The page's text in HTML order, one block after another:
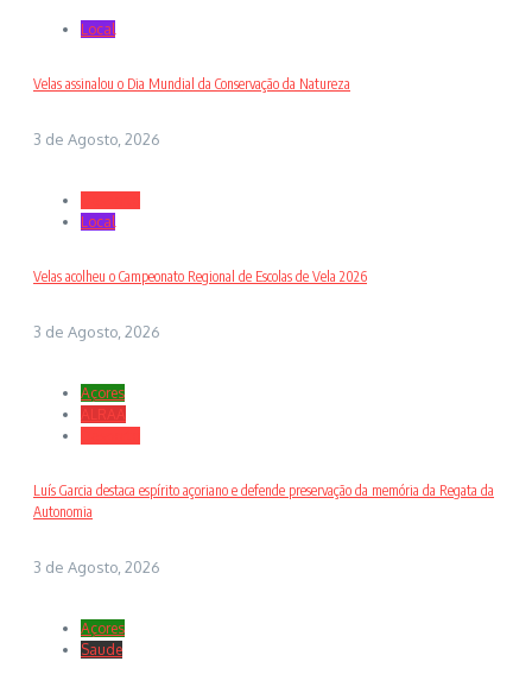
Local
Velas assinalou o Dia Mundial da Conservação da Natureza
3 de Agosto, 2026
Local
Velas acolheu o Campeonato Regional de Escolas de Vela 2026
3 de Agosto, 2026
Açores
ALRAA
Luís Garcia destaca espírito açoriano e defende preservação da memória da Regata da
Autonomia
3 de Agosto, 2026
Açores
Saude